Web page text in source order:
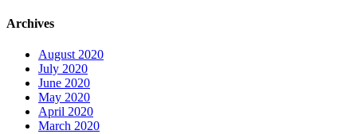
Archives
August 2020
July 2020
June 2020
May 2020
April 2020
March 2020